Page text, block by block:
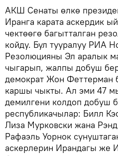
АКШ Сенаты өлкө
Иранга карата аскердик
чектөөгө багытталган
койду. Бул тууралуу РИА
Резолюцияны Эл аралык
чыгарып, жалпы добуш
демократ Жон Феттерман
каршы чыкты. Ал эми 47
демилгени колдоп добуш
республикачылар: Билл
Лиза Мурковски жана
Рафаэль Уорнок
аскерлерин Ирандагы же